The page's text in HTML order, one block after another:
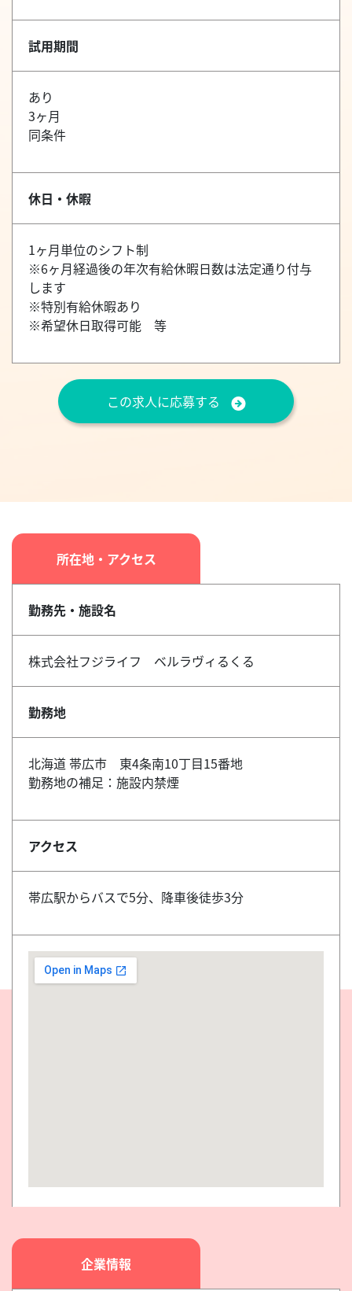
試用期間
あり
3ヶ月
同条件
休日・休暇
1ヶ月単位のシフト制
※6ヶ月経過後の年次有給休暇日数は法定通り付与
します
※特別有給休暇あり
※希望休日取得可能 等
この求人に応募する
所在地・アクセス
勤務先・施設名
株式会社フジライフ ベルラヴィるくる
勤務地
北海道 帯広市 東4条南10丁目15番地
勤務地の補足：施設内禁煙
アクセス
帯広駅からバスで5分、降車後徒歩3分
企業情報